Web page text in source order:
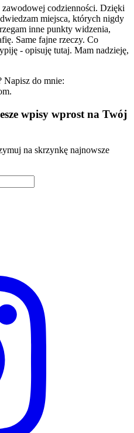
codzienności. Dzięki
miejsca, których nigdy
inne punkty widzenia,
Same fajne rzeczy. Co
- opisuję tutaj. Mam nadzieję,
Napisz do mnie:
wpisy wprost na Twój
na skrzynkę najnowsze